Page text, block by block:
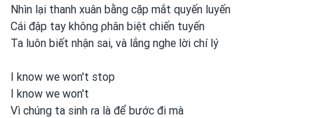
Nhìn lại thanh xuân bằng cặp mắt quyến luyến
Cái đập tay không ρhân biệt chiến tuyến
Ta luôn biết nhận sai, và lắng nghe lời chí lý
I know we won't stop
I know we won't
Vì chúng ta sinh ɾa là để bước đi mà